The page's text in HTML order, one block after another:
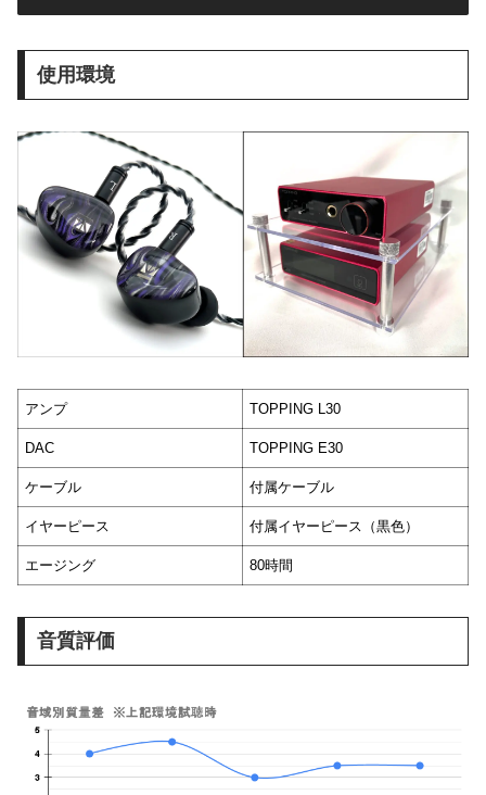
使用環境
アンプ TOPPING L30
DAC TOPPING E30
ケーブル 付属ケーブル
イヤーピース 付属イヤーピース（黒色）
エージング 80時間
音質評価